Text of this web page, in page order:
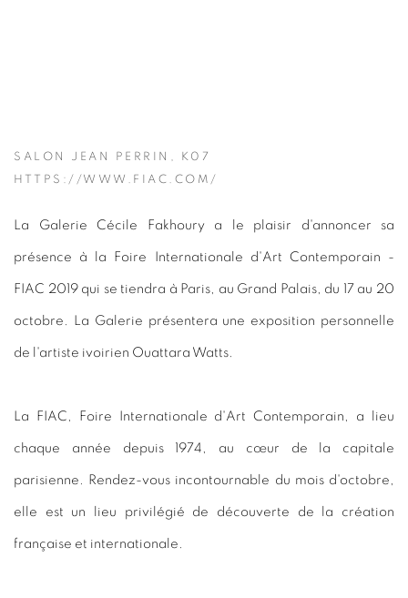
SALON JEAN PERRIN, K07
HTTPS://WWW.FIAC.COM/
La Galerie Cécile Fakhoury a le plaisir d'annoncer sa
présence à la Foire Internationale d'Art Contemporain -
FIAC 2019 qui se tiendra à Paris, au Grand Palais, du 17 au 20
octobre. La Galerie présentera une exposition personnelle
de l'artiste ivoirien Ouattara Watts.
La FIAC, Foire Internationale d'Art Contemporain, a lieu
chaque année depuis 1974, au cœur de la capitale
parisienne. Rendez-vous incontournable du mois d'octobre,
elle est un lieu privilégié de découverte de la création
française et internationale.